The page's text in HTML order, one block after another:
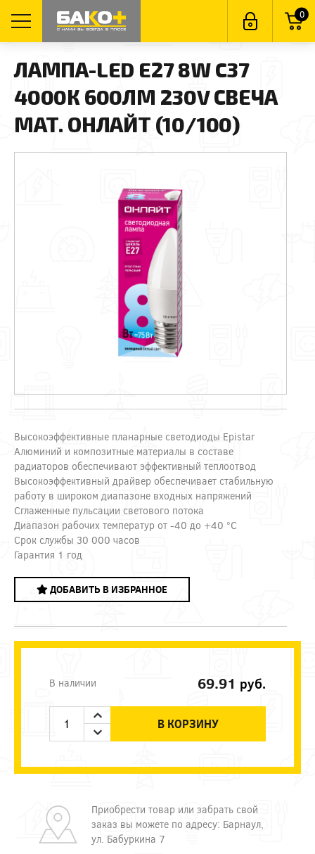
0
ЛАМПА-LED E27 8W C37
4000К 600ЛМ 230V СВЕЧА
МАТ. ОНЛАЙТ (10/100)
Высокоэффективные планарные светодиоды Epistar
Алюминий и композитные материалы в составе
радиаторов обеспечивают эффективный теплоотвод
Высокоэффективный драйвер обеспечивает стабильную
работу в широком диапазоне входных напряжений
Сглаженные пульсации светового потока
Диапазон рабочих температур от -40 до +40 °С
Срок службы 30 000 часов
Гарантия 1 год
ДОБАВИТЬ В ИЗБРАННОЕ
В наличии 69.91 руб.
В КОРЗИНУ
Приобрести товар или забрать свой
заказ вы можете по адресу: Барнаул,
ул. Бабуркина 7